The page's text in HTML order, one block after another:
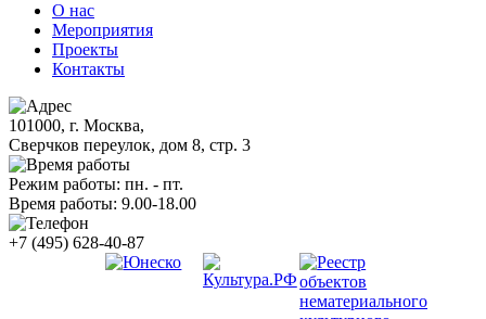
О нас
Мероприятия
Проекты
Контакты
101000, г. Москва,
Сверчков переулок, дом 8, стр. 3
Режим работы: пн. - пт.
Время работы: 9.00-18.00
+7 (495) 628-40-87